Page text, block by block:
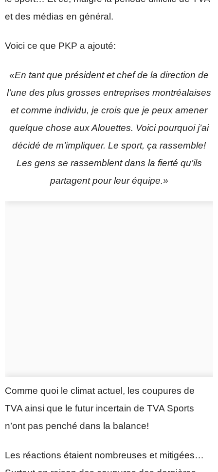
et des médias en général.
Voici ce que PKP a ajouté:
«En tant que président et chef de la direction de
l’une des plus grosses entreprises montréalaises
et comme individu, je crois que je peux amener
quelque chose aux Alouettes. Voici pourquoi j’ai
décidé de m’impliquer. Le sport, ça rassemble!
Les gens se rassemblent dans la fierté qu’ils
partagent pour leur équipe.»
Comme quoi le climat actuel, les coupures de
TVA ainsi que le futur incertain de TVA Sports
n’ont pas penché dans la balance!
Les réactions étaient nombreuses et mitigées…